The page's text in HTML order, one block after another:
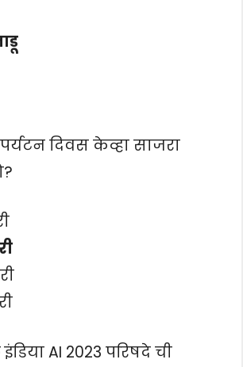
पर्यटन दिवस केव्हा साजरा
AI 2023 परिषदे ची